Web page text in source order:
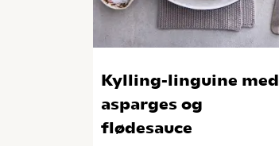
Kylling-linguine med
asparges og
flødesauce